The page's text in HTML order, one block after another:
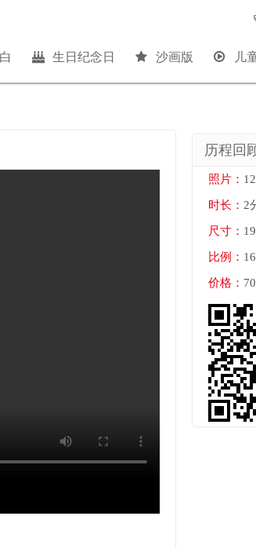
生日纪念日 沙画版 儿
历程回
照片：
时长： 2
尺寸：
比例：
价格：